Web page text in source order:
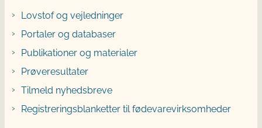
Lovstof og vejledninger
Portaler og databaser
Publikationer og materialer
Prøveresultater
Tilmeld nyhedsbreve
Registreringsblanketter til fødevarevirksomheder